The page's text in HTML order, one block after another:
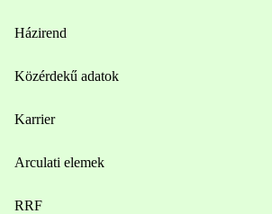
Házirend
Közérdekű adatok
Karrier
Arculati elemek
RRF